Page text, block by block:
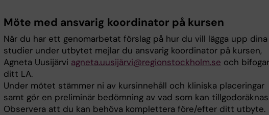
Möte med ansvarig koordinator på kursen
När du har ett genomarbetat förslag på hur du vill lägga upp dina
studier under utbytet mejlar du ansvarig koordinator på kursen,
Agneta Uusijärvi agneta.uusijärvi@regionstockholm.se och bifogar
ditt LA.
Under mötet stämmer ni av kursinnehåll och kliniska placeringar
samt gör en preliminär bedömning av vad som kan
Observera att du kan behöva komplettera före/efter ditt utbyte.